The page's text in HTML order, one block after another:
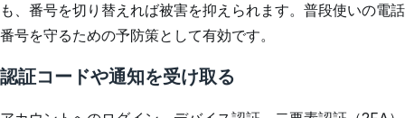
も、番号を切り替えれば被害を抑えられます。普段使いの電話
番号を守るための予防策として有効です。
認証コードや通知を受け取る